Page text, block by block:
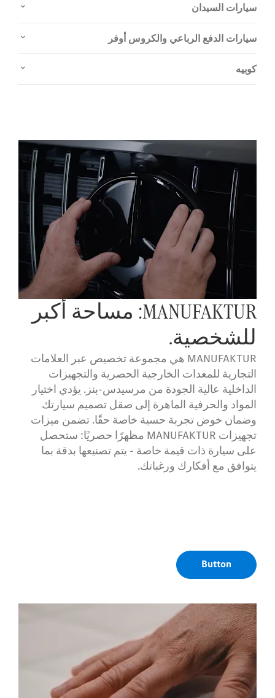
سيارات السيدان
سيارات الدفع الرباعي والكروس أوفر
كوبيه
MANUFAKTUR: مساحة أكبر
للشخصية.
MANUFAKTUR هي مجموعة تخصيص عبر العلامات
التجارية للمعدات الخارجية الحصرية والتجهيزات
الداخلية عالية الجودة من مرسيدس-بنز. يؤدي اختيار
المواد والحرفية الماهرة إلى صقل تصميم سيارتك
وضمان خوض تجربة حسية خاصة حقًا. تضمن ميزات
تجهيزات MANUFAKTUR مظهرًا حصريًا: ستحصل
على سيارة ذات قيمة خاصة - يتم تصنيعها بدقة بما
يتوافق مع أفكارك ورغباتك.
Button